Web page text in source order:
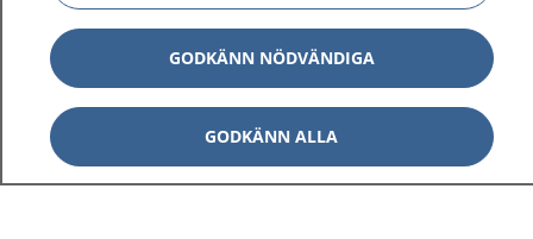
vårdärenden. Ring telefonnummer 1177 för
sjukvårdsrådgivning dygnet runt.
1177 ger dig råd när du vill må bättre.
GODKÄNN NÖDVÄNDIGA
GODKÄNN ALLA